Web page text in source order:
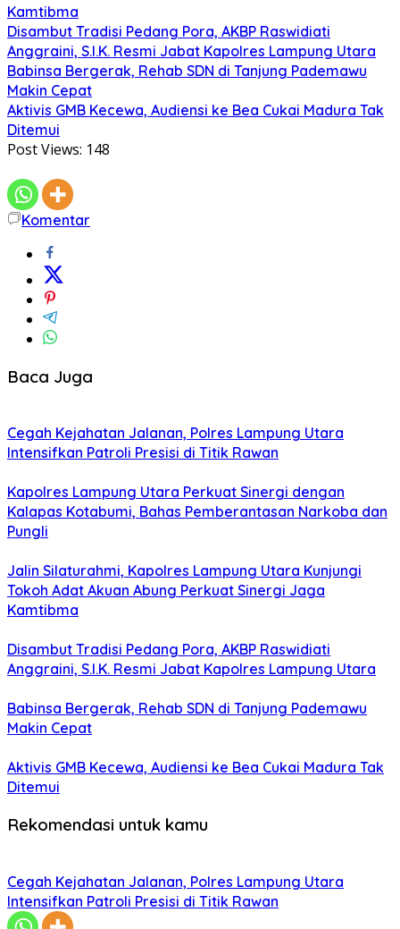
Kamtibma
Disambut Tradisi Pedang Pora, AKBP Raswidiati
Anggraini, S.I.K. Resmi Jabat Kapolres Lampung Utara
Babinsa Bergerak, Rehab SDN di Tanjung Pademawu
Makin Cepat
Aktivis GMB Kecewa, Audiensi ke Bea Cukai Madura Tak
Ditemui
Post Views: 148
Komentar
Baca Juga
Cegah Kejahatan Jalanan, Polres Lampung Utara
Intensifkan Patroli Presisi di Titik Rawan
Kapolres Lampung Utara Perkuat Sinergi dengan
Kalapas Kotabumi, Bahas Pemberantasan Narkoba dan
Pungli
Jalin Silaturahmi, Kapolres Lampung Utara Kunjungi
Tokoh Adat Akuan Abung Perkuat Sinergi Jaga
Kamtibma
Disambut Tradisi Pedang Pora, AKBP Raswidiati
Anggraini, S.I.K. Resmi Jabat Kapolres Lampung Utara
Babinsa Bergerak, Rehab SDN di Tanjung Pademawu
Makin Cepat
Aktivis GMB Kecewa, Audiensi ke Bea Cukai Madura Tak
Ditemui
Rekomendasi untuk kamu
Cegah Kejahatan Jalanan, Polres Lampung Utara
Intensifkan Patroli Presisi di Titik Rawan